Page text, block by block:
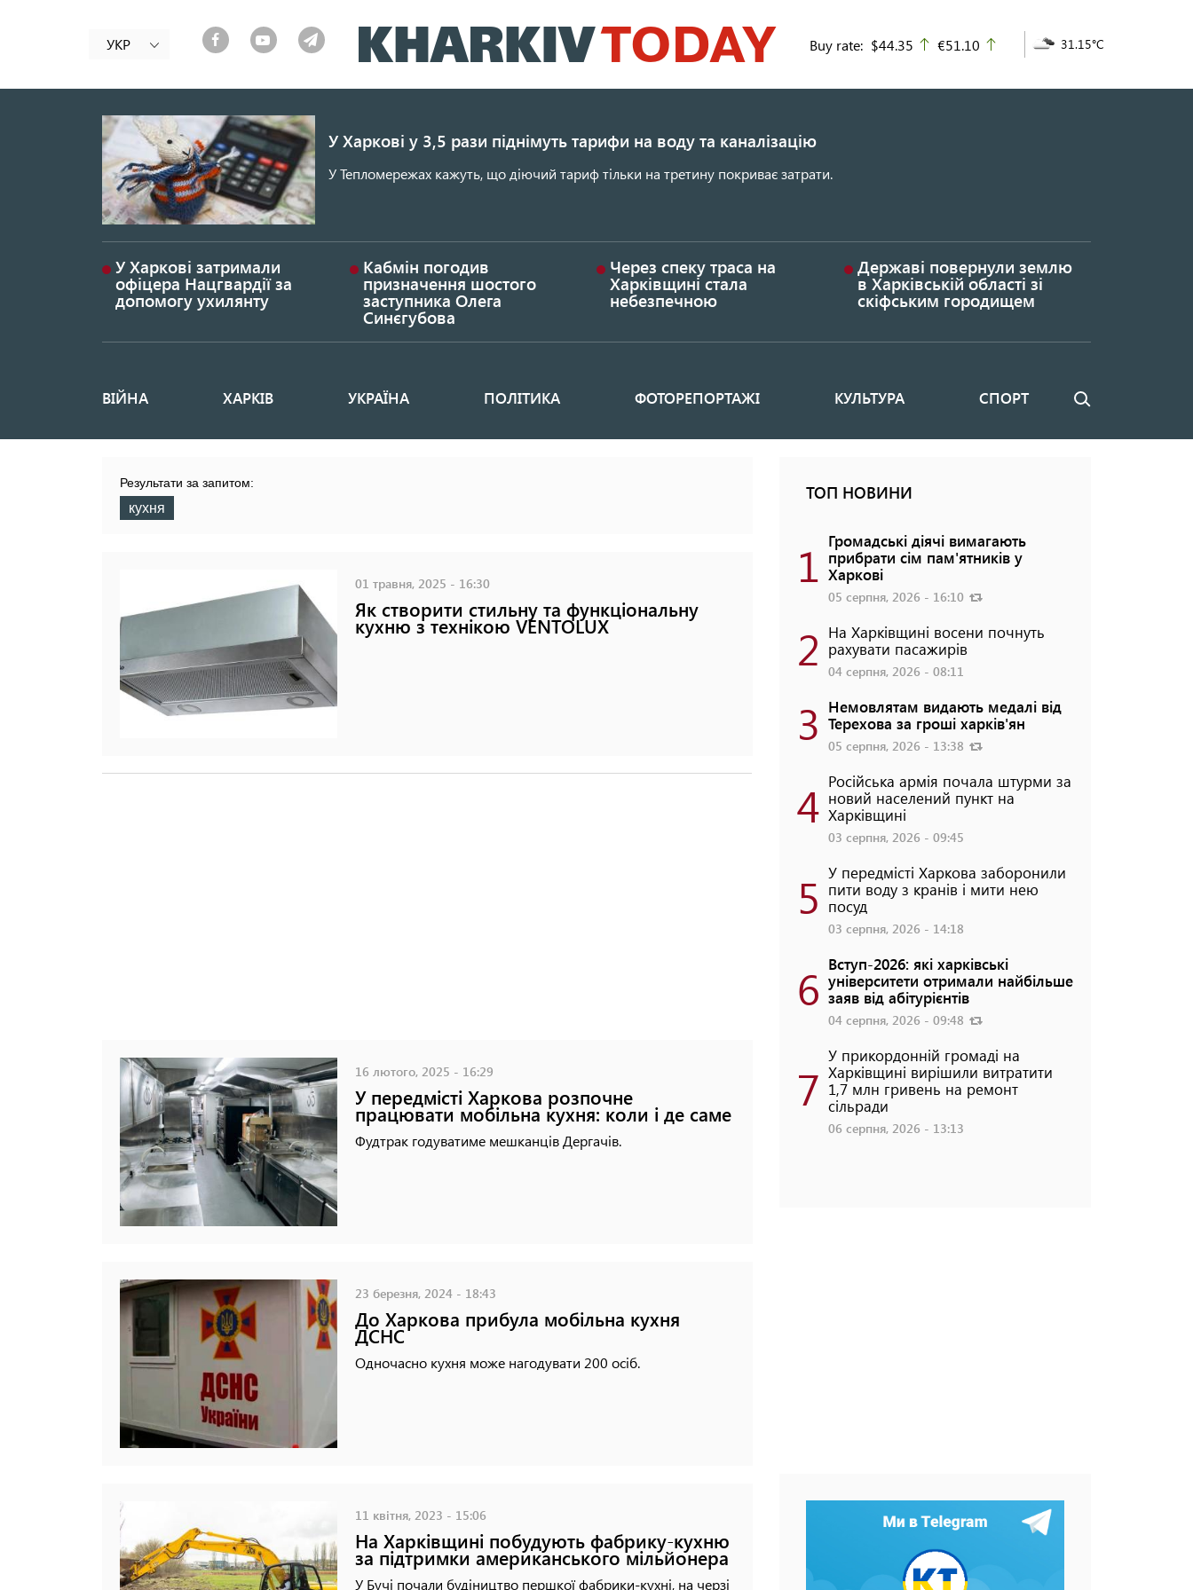
до
основного
УКР Buy rate: $44.35 up
€51.10 31.15°C
У Харкові у 3,5 рази піднімуть тарифи на воду та каналізацію
У Тепломережах кажуть, що діючий тариф тільки на третину покриває затрати.
У Харкові затримали
офіцера Нацгвардії за
допомогу ухилянту
Кабмін погодив
призначення шостого
заступника Олега
Синєгубова
Через спеку траса на
Харківщині стала
небезпечною
Державі повернули землю
в Харківській області зі
скіфським городищем
Основная
ВІЙНА ХАРКІВ УКРАЇНА ПОЛІТИКА ФОТОРЕПОРТАЖІ КУЛЬТУРА СПОРТ Пошук
Результати за запитом:
кухня
01 травня, 2025 - 16:30
Як створити стильну та функціональну
кухню з технікою VENTOLUX
16 лютого, 2025 - 16:29
У передмісті Харкова розпочне
працювати мобільна кухня: коли і де саме
Фудтрак годуватиме мешканців Дергачів.
23 березня, 2024 - 18:43
До Харкова прибула мобільна кухня
ДСНС
Одночасно кухня може нагодувати 200 осіб.
11 квітня, 2023 - 15:06
На Харківщині побудують фабрику-кухню
за підтримки американського мільйонера
У Бучі почали будіництво першкої фабрики-кухні, на черзі
ТОП НОВИНИ
1 Громадські діячі вимагають
прибрати сім пам'ятників у
Харкові
05 серпня, 2026 - 16:10
2 На Харківщині восени почнуть
рахувати пасажирів
04 серпня, 2026 - 08:11
3 Немовлятам видають медалі від
Терехова за гроші харків'ян
05 серпня, 2026 - 13:38
4 Російська армія почала штурми за
новий населений пункт на
Харківщині
03 серпня, 2026 - 09:45
5 У передмісті Харкова заборонили
пити воду з кранів і мити нею
посуд
03 серпня, 2026 - 14:18
6 Вступ-2026: які харківські
університети отримали найбільше
заяв від абітурієнтів
04 серпня, 2026 - 09:48
7
У прикордонній громаді на
Харківщині вирішили витратити
1,7 млн гривень на ремонт
сільради
06 серпня, 2026 - 13:13